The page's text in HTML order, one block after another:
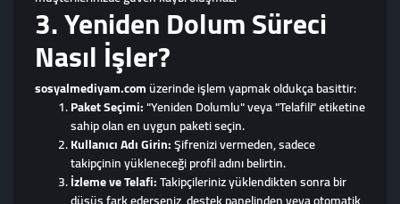
3. Yeniden Dolum Süreci
Nasıl İşler?
sosyalmediyam.comüzerinde işlem yapmak oldukça basittir:
Paket Seçimi:"Yeniden Dolumlu" veya "Telafili" etiketine
sahip olan en uygun paketi seçin.
Kullanıcı Adı Girin:Şifrenizi vermeden, sadece
takipçinin yükleneceği profil adını belirtin.
İzleme ve Telafi:Takipçileriniz yüklendikten sonra bir